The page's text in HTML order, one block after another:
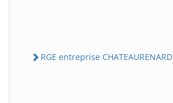
RGE entreprise CHATEAURENARD